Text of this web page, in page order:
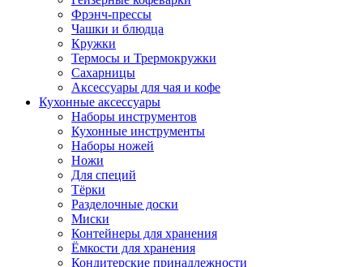
Фрэнч-прессы
Чашки и блюдца
Кружки
Термосы и Трермокружки
Сахарницы
Аксессуары для чая и кофе
Кухонные аксессуары
Наборы инструментов
Кухонные инструменты
Наборы ножей
Ножи
Для специй
Тёрки
Разделочные доски
Миски
Контейнеры для хранения
Ёмкости для хранения
Кондитерские принадлежности